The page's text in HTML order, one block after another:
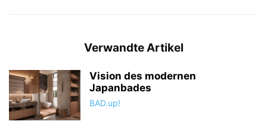
Verwandte Artikel
Vision des modernen
Japanbades
BAD.up!